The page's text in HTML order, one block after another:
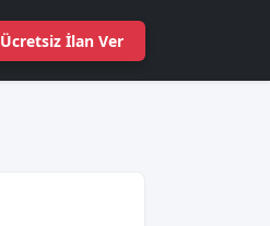
Ücretsiz İlan Ver